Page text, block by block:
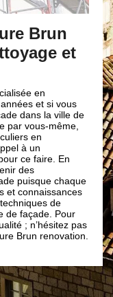
et
en
et si vous
la ville de
même,
En
chaque
de
Pour
pas
renovation.
Brun
Notre
service si
spécialisée
Joch
renovation
plusieurs
qui sont
autres
ravaleurs
qualité afin
extérieur ;
nettoyée
entreprise